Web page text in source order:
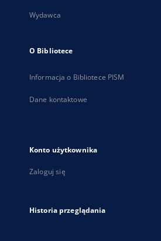
Wydawca
O Bibliotece
Informacja o Bibliotece PISM
Dane kontaktowe
Konto użytkownika
Zaloguj się
Historia przeglądania